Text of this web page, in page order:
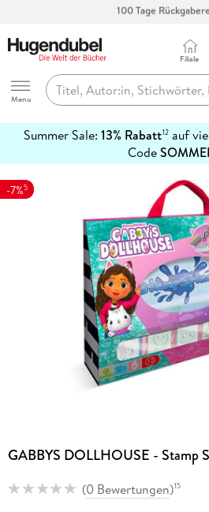
Abholung in über 100
Hugendubel
Menu
Filiale
Summer Sale: 13% Rabatt12auf
Code
erfahren
-7%5
GABBYS DOLLHOUSE - Stamp
(0 Bewertungen)15